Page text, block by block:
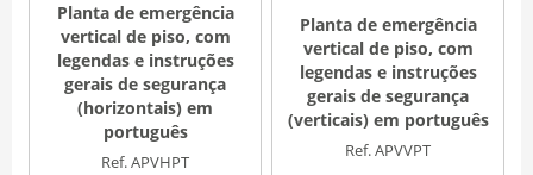
Planta de emergência
vertical de piso, com
legendas e instruções
gerais de segurança
(horizontais) em
português
Ref. APVHPT
Planta de emergência
vertical de piso, com
legendas e instruções
gerais de segurança
(verticais) em português
Ref. APVVPT